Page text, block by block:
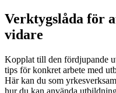
Verktygslåda för
vidare
Kopplat till den fördjupande
tips för konkret arbete med
Här kan du som